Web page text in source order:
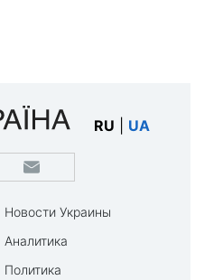
RU UA
Новости Украины
Аналитика
Политика